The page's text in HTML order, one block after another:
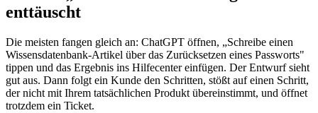
enttäuscht
Die meisten fangen gleich an: ChatGPT öffnen, „Schreibe einen
Wissensdatenbank-Artikel über das Zurücksetzen eines Passworts"
tippen und das Ergebnis ins Hilfecenter einfügen. Der Entwurf sieht
gut aus. Dann folgt ein Kunde den Schritten, stößt auf einen Schritt,
der nicht mit Ihrem tatsächlichen Produkt übereinstimmt, und öffnet
trotzdem ein Ticket.